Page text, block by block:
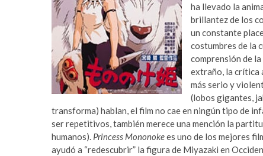
ha llevado la
brillantez de los
un constante
costumbres de la
comprensión de
extraño, la crítica
más serio y
(lobos gigantes,
transforma) hablan, el film no cae en ningún tipo de
ser repetitivos, también merece una mención la
humanos). Princess Mononokees uno de los mejores
ayudó a “redescubrir” la figura de Miyazaki en